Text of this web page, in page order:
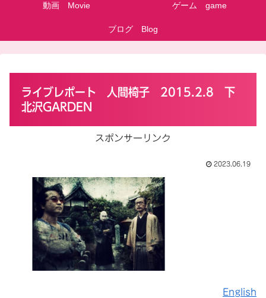
動画 Movie ゲーム game
ブログ Blog
ライブレポート 人間椅子 2015.2.8 下
北沢GARDEN
スポンサーリンク
2023.06.19
English